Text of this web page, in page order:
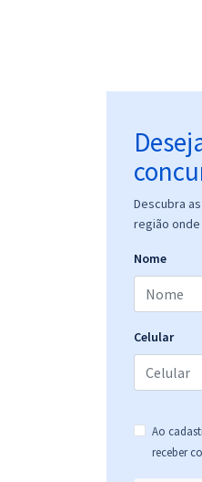
Descubra
região
Nome
Celular
Ao
receber